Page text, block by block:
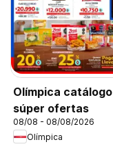
Olímpica catálogo
súper ofertas
08/08 - 08/08/2026
Olímpica